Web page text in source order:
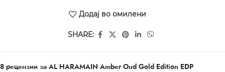
Додај во омилени
SHARE:
8 рецензии за AL HARAMAIN Amber Oud Gold Edition EDP